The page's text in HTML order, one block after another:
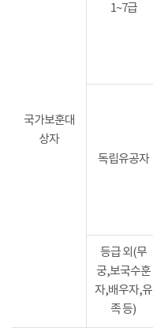
국가보훈대
상자
1~7급
독립유공자
등급 외(무
궁,보국수훈
자,배우자,유
족 등)